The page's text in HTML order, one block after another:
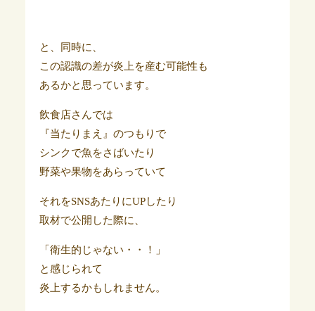
と、同時に、
この認識の差が炎上を産む可能性も
あるかと思っています。
飲食店さんでは
『当たりまえ』のつもりで
シンクで魚をさばいたり
野菜や果物をあらっていて
それをSNSあたりにUPしたり
取材で公開した際に、
「衛生的じゃない・・！」
と感じられて
炎上するかもしれません。